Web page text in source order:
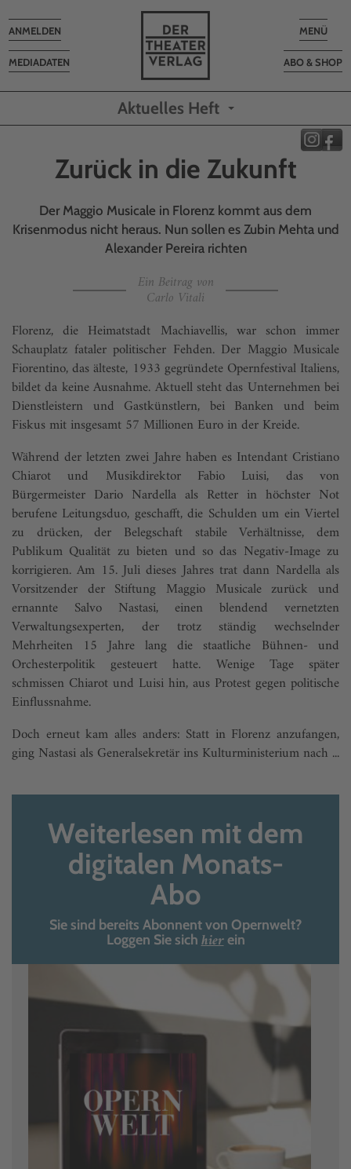
Toggle
MENÜ
ABO & SHOP
MEDIADATEN
Toggle
navigation
ANMELDEN
Aktuelles Heft
Zurück in die Zukunft
Der Maggio Musicale in Florenz kommt aus dem
Krisenmodus nicht heraus. Nun sollen es Zubin Mehta und
Alexander Pereira richten
Ein Beitrag von
Carlo Vitali
Florenz, die Heimatstadt Machiavellis, war schon immer
Schauplatz fataler politischer Fehden. Der Maggio Musicale
Fiorentino, das älteste, 1933 gegründete Opernfestival Italiens,
bildet da keine Ausnahme. Aktuell steht das Unternehmen bei
Dienstleistern und Gastkünstlern, bei Banken und beim
Fiskus mit insgesamt 57 Millionen Euro in der Kreide.
Während der letzten zwei Jahre haben es Intendant Cristiano
Chiarot und Musikdirektor Fabio Luisi, das von
Bürgermeister Dario Nardella als Retter in höchster Not
berufene Leitungsduo, geschafft, die Schulden um ein Viertel
zu drücken, der Belegschaft stabile Verhältnisse, dem
Publikum Qualität zu bieten und so das Negativ-Image zu
korrigieren. Am 15. Juli dieses Jahres trat dann Nardella als
Vorsitzender der Stiftung Maggio Musicale zurück und
ernannte Salvo Nastasi, einen blendend vernetzten
Verwaltungsexperten, der trotz ständig wechselnder
Mehrheiten 15 Jahre lang die staatliche Bühnen- und
Orchesterpolitik gesteuert hatte. Wenige Tage später
schmissen Chiarot und Luisi hin, aus Protest gegen politische
Einflussnahme.
Doch erneut kam alles anders: Statt in Florenz anzufangen,
ging Nastasi als Generalsekretär ins Kulturministerium nach ...
Weiterlesen mit dem
digitalen Monats-
Abo
Sie sind bereits Abonnent von Opernwelt?
Loggen Sie sich hierein